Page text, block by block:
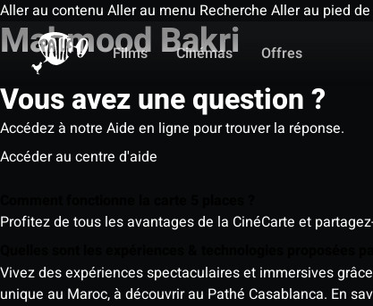
Aller au contenu Aller au menu Recherche Aller au pied
Films
Cinémas Offres
Mahmood Bakri
Vous avez une question ?
Accédez à notre Aide en ligne pour trouver la réponse.
Accéder au centre d'aide
Profitez de tous les avantages de la CinéCarte et
Vivez des expériences spectaculaires et immersives
unique au Maroc, à découvrir au Pathé Casablanca. En